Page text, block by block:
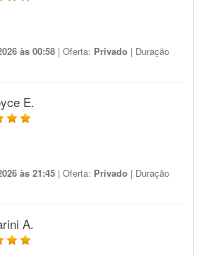
às 00:58 | Oferta: Privado | Duração
E.
às 21:45 | Oferta: Privado | Duração
A.